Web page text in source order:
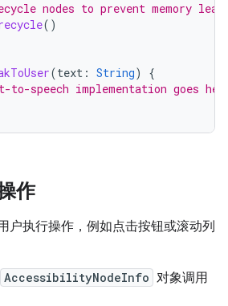
nodes to prevent memory
()
(text : String)
{
speech implementation goes
作
户执行操作，例如点击按钮或滚动列
AccessibilityNodeInfo 对象调用